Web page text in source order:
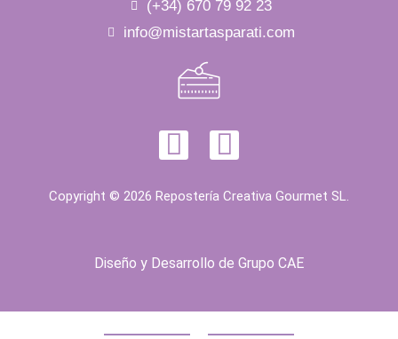
(+34) 670 79 92 23
info@mistartasparati.com
Copyright © 2026 Repostería Creativa Gourmet SL.
Diseño y Desarrollo de Grupo CAE